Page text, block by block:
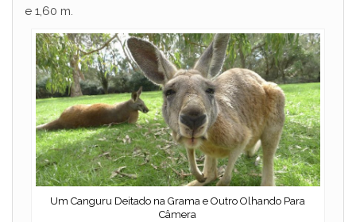
e 1,60 m.
Um Canguru Deitado na Grama e Outro Olhando Para
Câmera